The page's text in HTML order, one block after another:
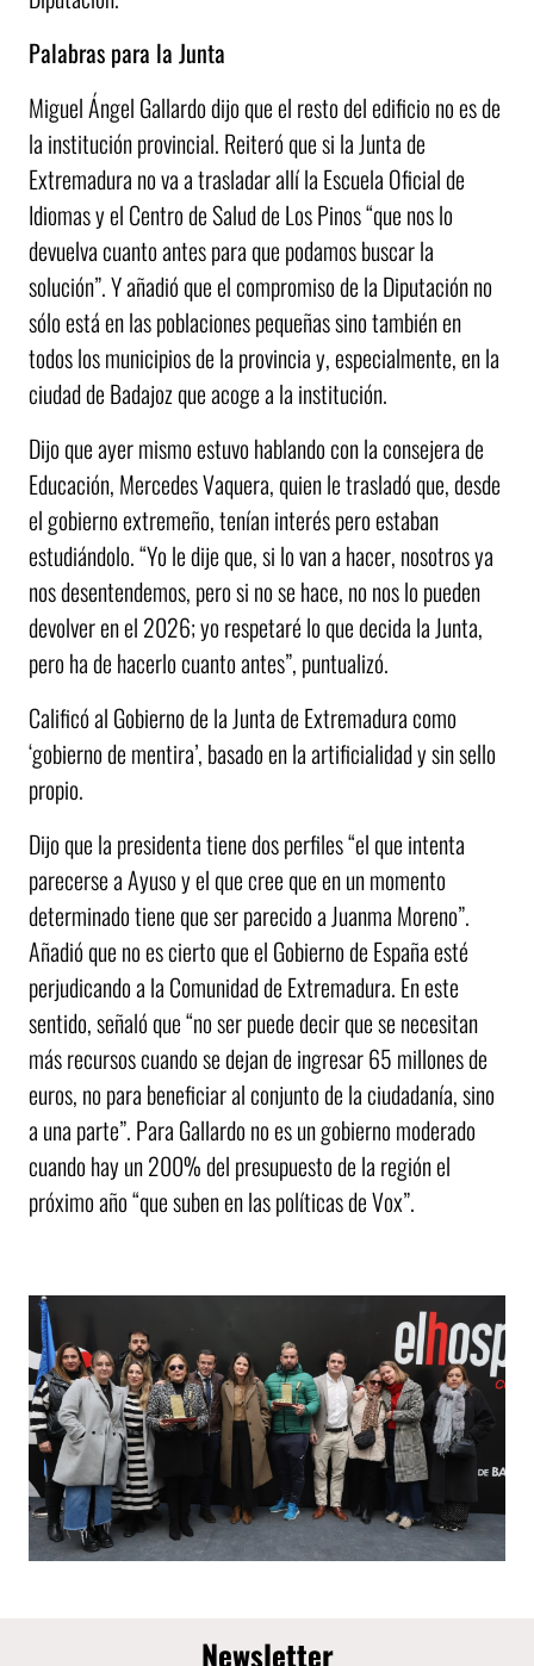
Palabras para la Junta
Miguel Ángel Gallardo dijo que el resto del edificio no es de
la institución provincial. Reiteró que si la Junta de
Extremadura no va a trasladar allí la Escuela Oficial de
Idiomas y el Centro de Salud de Los Pinos “que nos lo
devuelva cuanto antes para que podamos buscar la
solución”. Y añadió que el compromiso de la Diputación no
sólo está en las poblaciones pequeñas sino también en
todos los municipios de la provincia y, especialmente, en la
ciudad de Badajoz que acoge a la institución.
Dijo que ayer mismo estuvo hablando con la consejera de
Educación, Mercedes Vaquera, quien le trasladó que, desde
el gobierno extremeño, tenían interés pero estaban
estudiándolo. “Yo le dije que, si lo van a hacer, nosotros ya
nos desentendemos, pero si no se hace, no nos lo pueden
devolver en el 2026; yo respetaré lo que decida la Junta,
pero ha de hacerlo cuanto antes”, puntualizó.
Calificó al Gobierno de la Junta de Extremadura como
‘gobierno de mentira’, basado en la artificialidad y sin sello
propio.
Dijo que la presidenta tiene dos perfiles “el que intenta
parecerse a Ayuso y el que cree que en un momento
determinado tiene que ser parecido a Juanma Moreno”.
Añadió que no es cierto que el Gobierno de España esté
perjudicando a la Comunidad de Extremadura. En este
sentido, señaló que “no ser puede decir que se necesitan
más recursos cuando se dejan de ingresar 65 millones de
euros, no para beneficiar al conjunto de la ciudadanía, sino
a una parte”. Para Gallardo no es un gobierno moderado
cuando hay un 200% del presupuesto de la región el
próximo año “que suben en las políticas de Vox”.
Newsletter